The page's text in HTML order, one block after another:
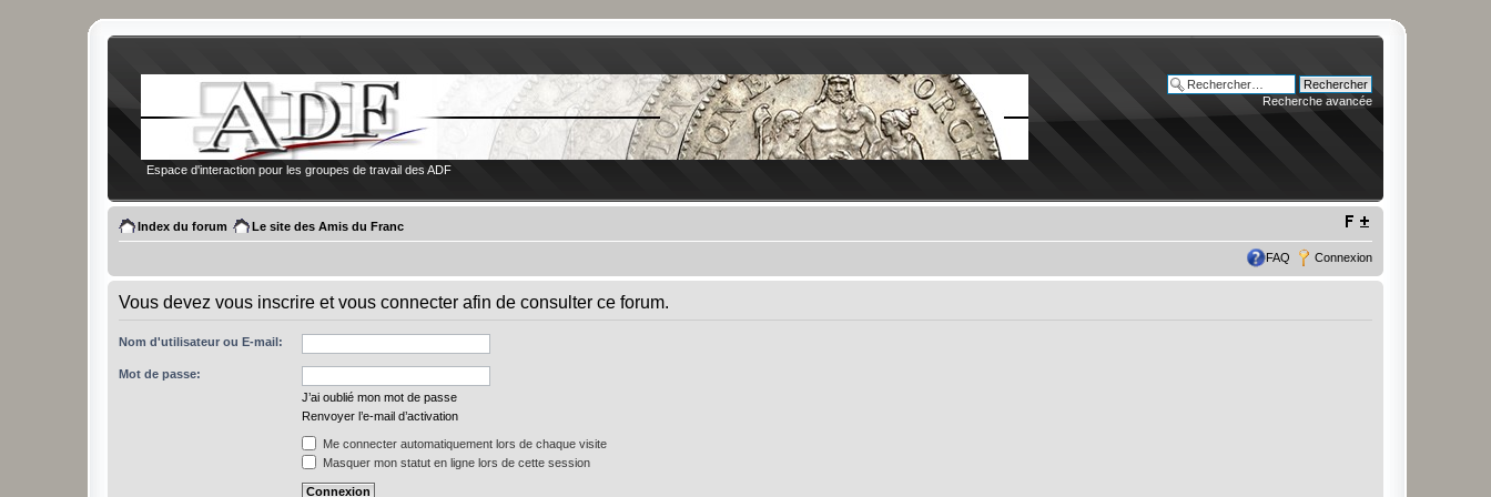
Espace d'interaction pour les groupes de travail des ADF
Recherche avancée
Index du forum Le site des Amis du Franc
FAQ Connexion
Vous devez vous inscrire et vous connecter afin de consulter ce forum.
Nom d'utilisateur ou E-mail:
Mot de passe:
J’ai oublié mon mot de passe
Renvoyer l’e-mail d’activation
Me connecter automatiquement lors de chaque visite
Masquer mon statut en ligne lors de cette session